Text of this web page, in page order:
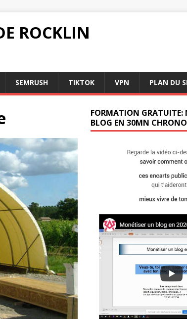
ROCKLIN
SEMRUSH TIKTOK VPN PLAN DU
FORMATION GRATUITE:
BLOG EN 30MN CHRONO